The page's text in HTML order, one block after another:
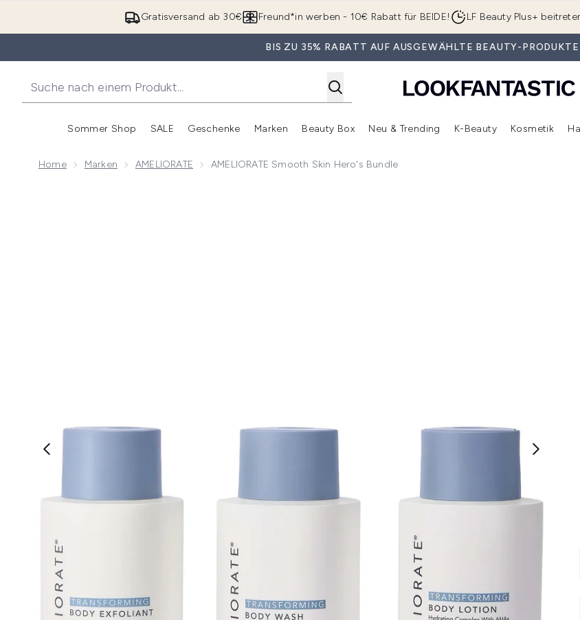
Zum Hauptinhalt
Gratisversand ab 30€ Freund*in werben - 10€ Rabatt für BEIDE! LF Beauty Plus+
BIS ZU 35% RABATT AUF AUSGEWÄHLTE BEAUTY-
Sommer Shop
Untermenü Anmelden (Sommer Shop)
SALE
Untermenü Anmelden (SALE)
Geschenke
Untermenü Anmelden (Geschenke)
Marken
Untermenü Anmelden (Marken)
Beauty Box
Untermenü Anmelden (Beauty Box)
Neu & Trending
Untermenü
K-Beauty Kosmetik
Home Marken AMELIORATE AMELIORATE Smooth Skin Hero's Bundle